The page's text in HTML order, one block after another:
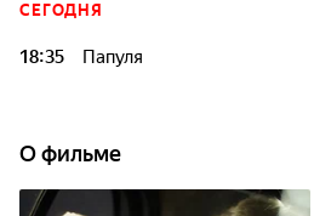
СЕГОДНЯ
18:35 Папуля
О фильме